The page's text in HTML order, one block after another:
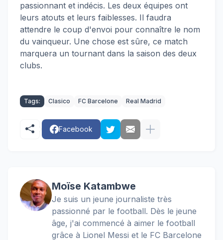
passionnant et indécis. Les deux équipes ont
leurs atouts et leurs faiblesses. Il faudra
attendre le coup d'envoi pour connaître le nom
du vainqueur. Une chose est sûre, ce match
marquera un tournant dans la saison des deux
clubs.
Tags: Clasico FC Barcelone Real Madrid
Facebook
Moïse Katambwe
Je suis un jeune journaliste très
passionné par le football. Dès le jeune
âge, j'ai commencé à aimer le football
grâce à Lionel Messi et le FC Barcelone